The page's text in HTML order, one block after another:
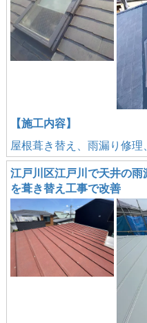
【施工内容】
屋根葺き替え、雨漏り修理
江戸川区江戸川で天井の
を葺き替え工事で改善